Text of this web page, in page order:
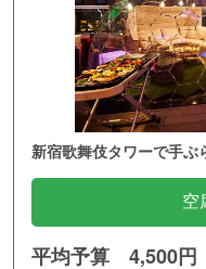
新宿歌舞伎タワーで手
空
平均予算 4,500円